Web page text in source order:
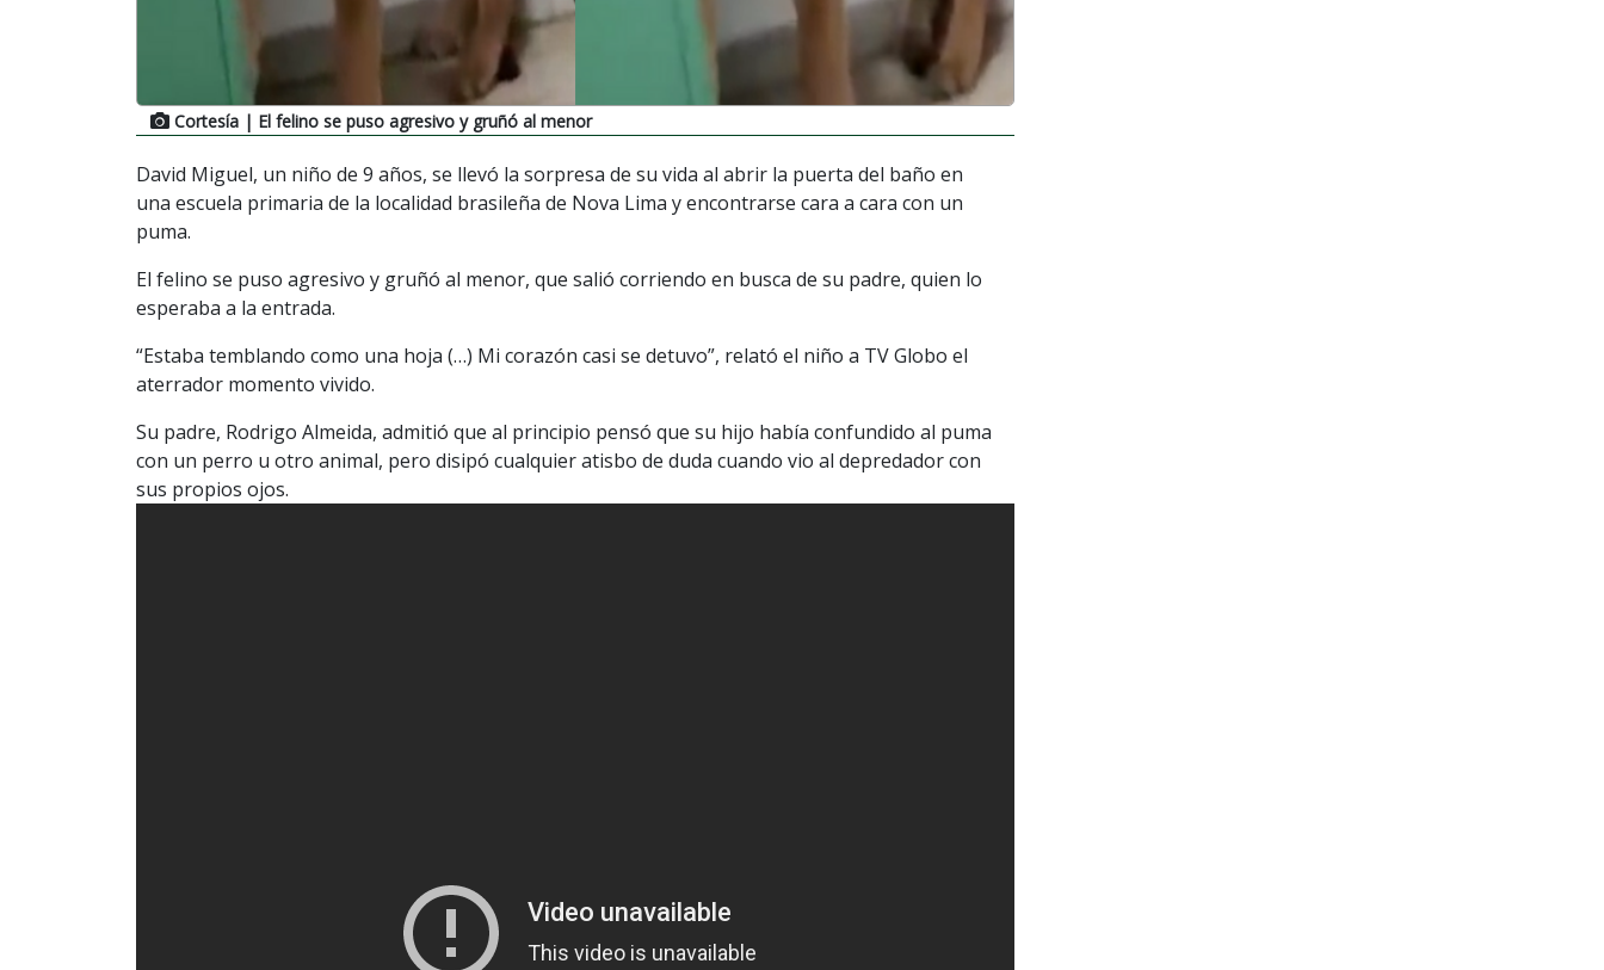
Cortesía | El felino se puso agresivo y gruñó al menor
David Miguel, un niño de 9 años, se llevó la sorpresa de su vida al abrir la puerta del baño en
una escuela primaria de la localidad brasileña de Nova Lima y encontrarse cara a cara con un
puma.
El felino se puso agresivo y gruñó al menor, que salió corriendo en busca de su padre, quien lo
esperaba a la entrada.
“Estaba temblando como una hoja (…) Mi corazón casi se detuvo”, relató el niño a TV Globo el
aterrador momento vivido.
Su padre, Rodrigo Almeida, admitió que al principio pensó que su hijo había confundido al puma
con un perro u otro animal, pero disipó cualquier atisbo de duda cuando vio al depredador con
sus propios ojos.